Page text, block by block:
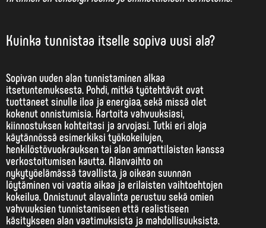
Kuinka tunnistaa itselle sopiva uusi ala?
Sopivan uuden alan tunnistaminen alkaa
itsetuntemuksesta. Pohdi, mitkä työtehtävät ovat
tuottaneet sinulle iloa ja energiaa, sekä missä olet
kokenut onnistumisia. Kartoita vahvuuksiasi,
kiinnostuksen kohteitasi ja arvojasi. Tutki eri aloja
käytännössä esimerkiksi työkokeilujen,
henkilöstövuokrauksen tai alan ammattilaisten kanssa
verkostoitumisen kautta. Alanvaihtoon
nykytyöelämässä tavallista, ja oikean suunnan
löytäminen voi vaatia aikaa ja erilaisten vaihtoehtojen
kokeilua. Onnistunut alavalinta perustuu sekä omien
vahvuuksien tunnistamiseen että realistiseen
käsitykseen alan vaatimuksista ja mahdollisuuksista.